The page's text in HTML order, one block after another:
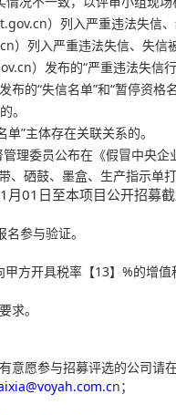
）列入严重违法失信、
入严重违法失信、失信被
）发布的“严重违法失信行
“失信名单”和“暂停资格名
。
”主体存在关联关系的。
委员公布在《假冒中央企
合基碳带、硒鼓、墨
日至本项目公开招募
参与验证。
方开具税率【13】%的增
求。
意愿参与招募评选的公司请
n；